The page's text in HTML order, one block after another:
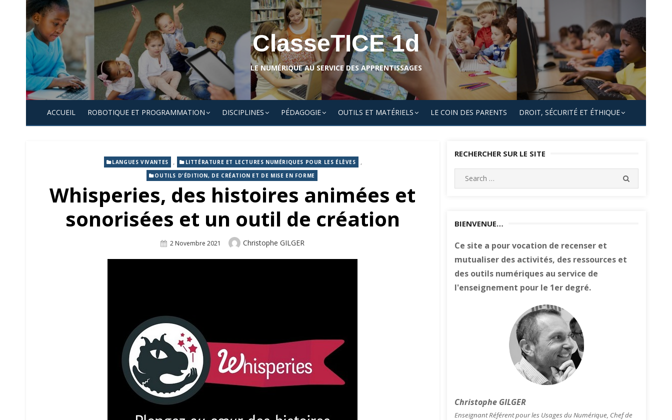
Skip
to
content
ClasseTICE 1d
LE NUMÉRIQUE AU SERVICE DES APPRENTISSAGES
ACCUEIL ROBOTIQUE ET PROGRAMMATION DISCIPLINES PÉDAGOGIE OUTILS ET MATÉRIELS LE COIN DES PARENTS DROIT, SÉCURITÉ ET ÉTHIQUE
LANGUES VIVANTES , LITTÉRATURE ET LECTURES NUMÉRIQUES POUR LES ÉLÈVES ,
OUTILS D'ÉDITION, DE CRÉATION ET DE MISE EN FORME
Whisperies, des histoires animées et
sonorisées et un outil de création
Posted
2 Novembre 2021 Author
Christophe GILGER
RECHERCHER SUR LE SITE
Search
for:
BIENVENUE…
Ce site a pour vocation de recenser et
mutualiser des activités, des ressources et
des outils numériques au service de
l'enseignement pour le 1er degré.
Christophe GILGER
Enseignant Référent pour les Usages du Numérique, Chef de